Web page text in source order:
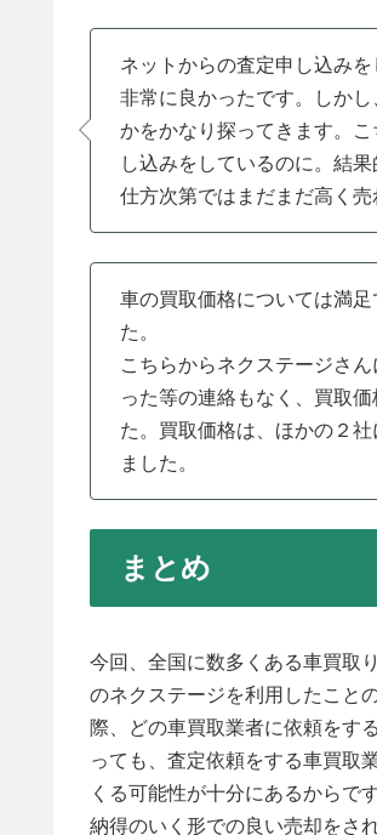
ネットからの査定申し込み
非常に良かったです。しか
かをかなり探ってきます。
し込みをしているのに。結
仕方次第ではまだまだ高く売
車の買取価格については満
た。
こちらからネクステージさ
った等の連絡もなく、買取
た。買取価格は、ほかの２
ました。
まとめ
今回、全国に数多くある車買取
のネクステージを利用したこと
際、どの車買取業者に依頼をす
っても、査定依頼をする車買取
くる可能性が十分にあるからで
納得のいく形での良い売却をさ